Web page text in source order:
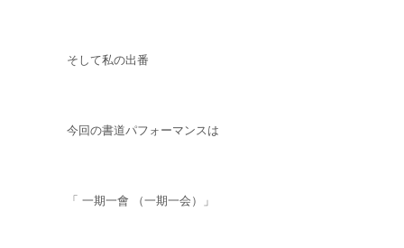
そして私の出番
今回の書道パフォーマンスは
「 一期一會 （一期一会）」